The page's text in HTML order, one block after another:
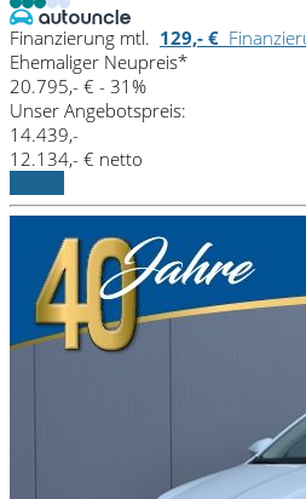
Finanzierung mtl. 129,- €
Ehemaliger Neupreis*
20.795,- € - 31%
Unser Angebotspreis:
14.439,-
12.134,- € netto